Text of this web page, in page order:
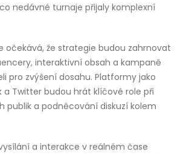
nedávné turnaje přijaly komplexní
očekává, že strategie budou zahrnovat
interaktivní obsah a kampaně
pro zvýšení dosahu. Platformy jako
a Twitter budou hrát klíčové role při
publik a podněcování diskuzí kolem
a interakce v reálném čase